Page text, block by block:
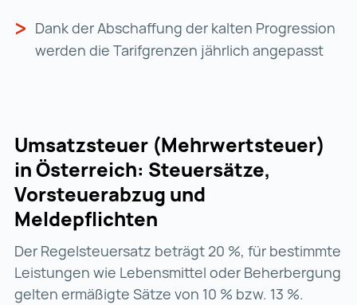
Dank der Abschaffung der kalten Progression
werden die Tarifgrenzen jährlich angepasst
Umsatzsteuer (Mehrwertsteuer)
in Österreich: Steuersätze,
Vorsteuerabzug und
Meldepflichten
Der Regelsteuersatz beträgt 20 %, für bestimmte
Leistungen wie Lebensmittel oder Beherbergung
gelten ermäßigte Sätze von 10 % bzw. 13 %.